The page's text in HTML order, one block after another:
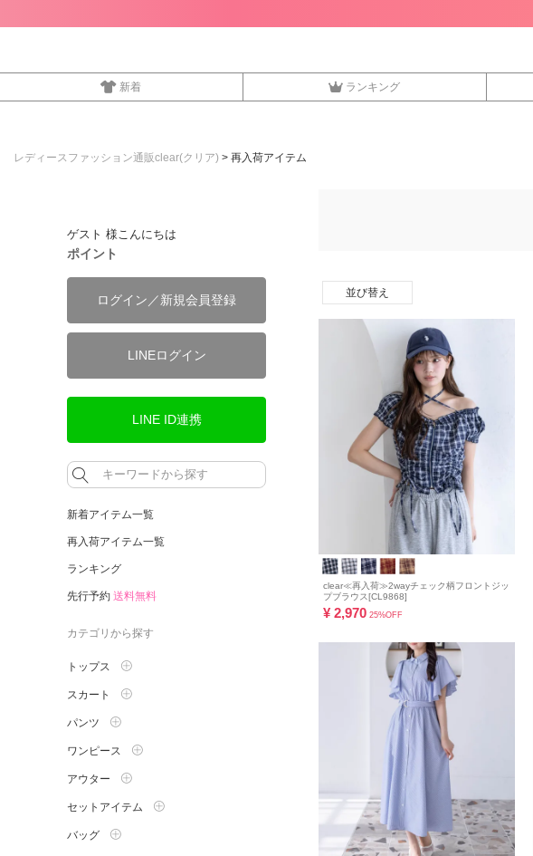
新着 ランキング
レディースファッション通販clear(クリア) 再入荷アイテム
ゲスト 様こんにちは
ポイント
ログイン／新規会員登録
LINEログイン
LINE ID連携
新着アイテム一覧
再入荷アイテム一覧
ランキング
先行予約 送料無料
カテゴリから探す
トップス
スカート
パンツ
ワンピース
アウター
セットアイテム
バッグ
並び替え
clear≪再入荷≫2wayチェック柄フロントジッ
プブラウス[CL9868]
¥ 2,970 25%OFF